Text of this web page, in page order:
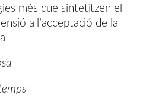
més que sintetitzen el
a l’acceptació de la